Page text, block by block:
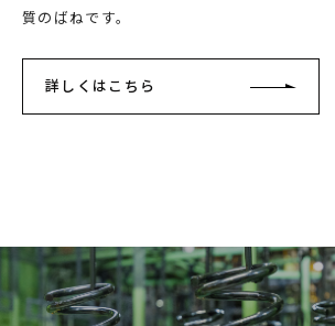
質のばねです。
詳しくはこちら